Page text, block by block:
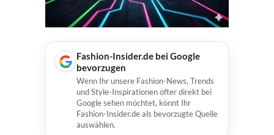
Fashion-Insider.de bei Google
bevorzugen
Wenn Ihr unsere Fashion-News, Trends
und Style-Inspirationen öfter direkt bei
Google sehen möchtet, könnt Ihr
Fashion-Insider.de als bevorzugte Quelle
auswählen.